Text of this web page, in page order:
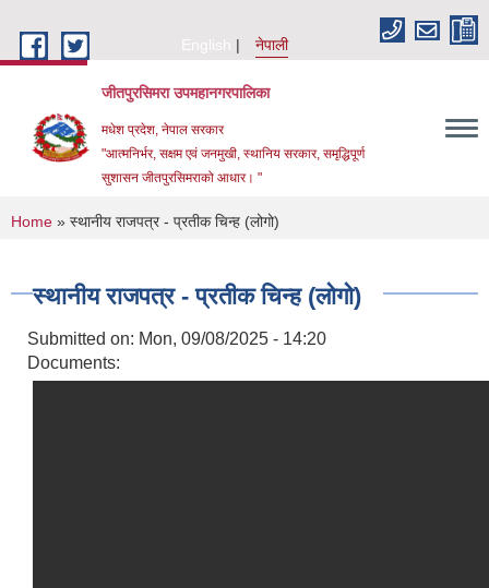
English
नेपाली
जीतपुरसिमरा उपमहानगरपालिका
मधेश प्रदेश, नेपाल सरकार
"आत्मनिर्भर, सक्षम एवं जनमुखी, स्थानिय सरकार, समृद्धिपूर्ण
सुशासन जीतपुरसिमराको आधार। "
You are here
Home » स्थानीय राजपत्र - प्रतीक चिन्ह (लोगो)
स्थानीय राजपत्र - प्रतीक चिन्ह (लोगो)
Submitted on: Mon, 09/08/2025 - 14:20
Documents: